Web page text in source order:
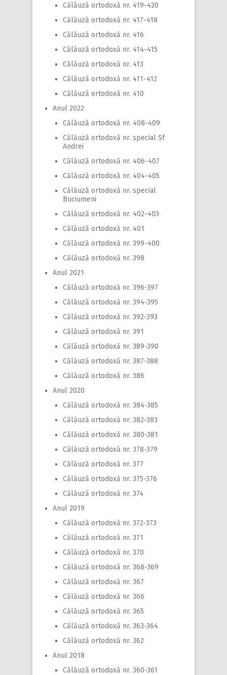
Călăuză ortodoxă nr. 419-420
Călăuză ortodoxă nr. 417-418
Călăuză ortodoxă nr. 416
Călăuză ortodoxă nr. 414-415
Călăuză ortodoxă nr. 413
Călăuză ortodoxă nr. 411-412
Călăuză ortodoxă nr. 410
Anul 2022
Călăuză ortodoxă nr. 408-409
Călăuză ortodoxă nr. special Sf
Andrei
Călăuză ortodoxă nr. 406-407
Călăuză ortodoxă nr. 404-405
Călăuză ortodoxă nr. special
Buciumeni
Călăuză ortodoxă nr. 402-403
Călăuză ortodoxă nr. 401
Călăuză ortodoxă nr. 399-400
Călăuză ortodoxă nr. 398
Anul 2021
Călăuză ortodoxă nr. 396-397
Călăuză ortodoxă nr. 394-395
Călăuză ortodoxă nr. 392-393
Călăuză ortodoxă nr. 391
Călăuză ortodoxă nr. 389-390
Călăuză ortodoxă nr. 387-388
Călăuză ortodoxă nr. 386
Anul 2020
Călăuză ortodoxă nr. 384-385
Călăuză ortodoxă nr. 382-383
Călăuză ortodoxă nr. 380-381
Călăuză ortodoxă nr. 378-379
Călăuză ortodoxă nr. 377
Călăuză ortodoxă nr. 375-376
Călăuză ortodoxă nr. 374
Anul 2019
Călăuză ortodoxă nr. 372-373
Călăuză ortodoxă nr. 371
Călăuză ortodoxă nr. 370
Călăuză ortodoxă nr. 368-369
Călăuză ortodoxă nr. 367
Călăuză ortodoxă nr. 366
Călăuză ortodoxă nr. 365
Călăuză ortodoxă nr. 363-364
Călăuză ortodoxă nr. 362
Anul 2018
Călăuză ortodoxă nr. 360-361